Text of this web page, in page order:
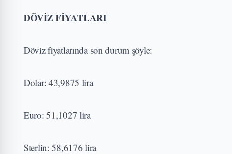
DÖVİZ FİYATLARI
Döviz fiyatlarında son durum şöyle:
Dolar: 43,9875 lira
Euro: 51,1027 lira
Sterlin: 58,6176 lira